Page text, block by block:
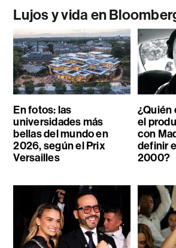
Lujos y vida en
En fotos: las
universidades más
bellas del mundo en
2026, según el Prix
Versailles
¿Quién
el
con
definir
2000?